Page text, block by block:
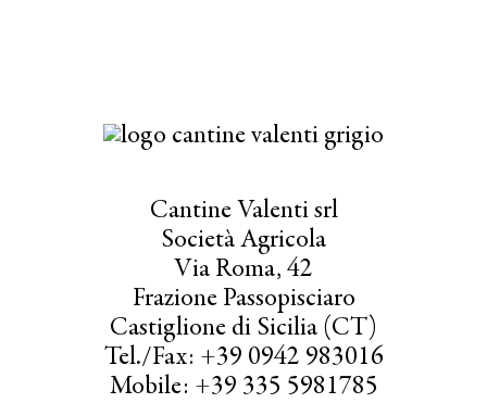
Cantine Valenti srl
Società Agricola
Via Roma, 42
Frazione Passopisciaro
Castiglione di Sicilia (CT)
Tel./Fax: +39 0942 983016
Mobile: +39 335 5981785